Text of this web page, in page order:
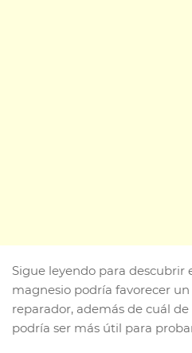
Sigue leyendo para descubrir
magnesio podría favorecer
reparador, además de cuál
podría ser más útil para